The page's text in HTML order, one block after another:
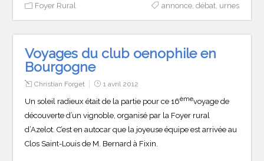
Foyer Rural annonce, débat, urnes
Voyages du club oenophile en
Bourgogne
Christian Forget 1 avril 2012
Un soleil radieux était de la partie pour ce 16èmevoyage de
découverte d’un vignoble, organisé par la Foyer rural
d’Azelot. C’est en autocar que la joyeuse équipe est arrivée au
Clos Saint-Louis de M. Bernard à Fixin.